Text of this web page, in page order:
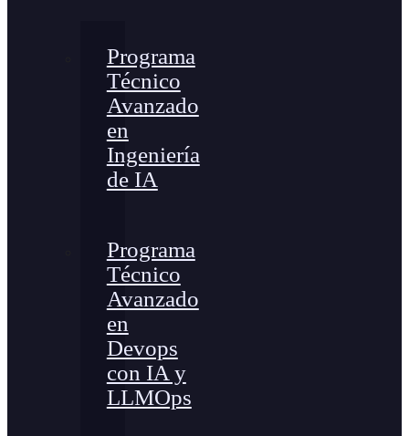
Programa
Técnico
Avanzado
en
Ingeniería
de IA
Programa
Técnico
Avanzado
en
Devops
con IA y
LLMOps